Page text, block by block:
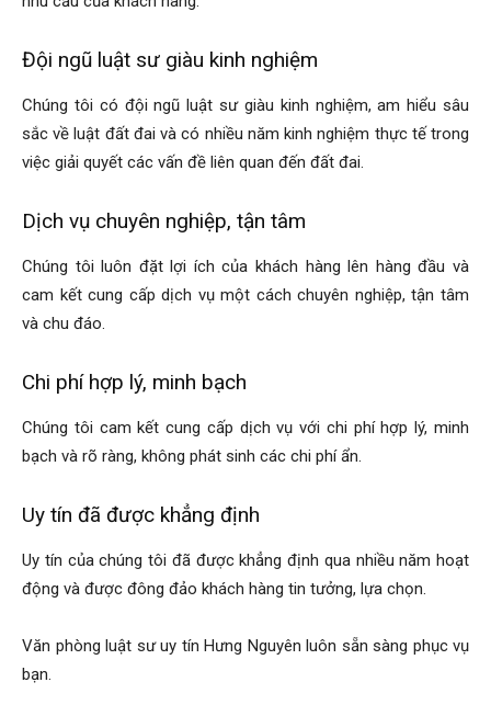
Đội ngũ luật sư giàu kinh nghiệm
Chúng tôi có đội ngũ luật sư giàu kinh nghiệm, am hiểu sâu
sắc về luật đất đai và có nhiều năm kinh nghiệm thực tế trong
việc giải quyết các vấn đề liên quan đến đất đai.
Dịch vụ chuyên nghiệp, tận tâm
Chúng tôi luôn đặt lợi ích của khách hàng lên hàng đầu và
cam kết cung cấp dịch vụ một cách chuyên nghiệp, tận tâm
và chu đáo.
Chi phí hợp lý, minh bạch
Chúng tôi cam kết cung cấp dịch vụ với chi phí hợp lý, minh
bạch và rõ ràng, không phát sinh các chi phí ẩn.
Uy tín đã được khẳng định
Uy tín của chúng tôi đã được khẳng định qua nhiều năm hoạt
động và được đông đảo khách hàng tin tưởng, lựa chọn.
Văn phòng luật sư uy tín Hưng Nguyên luôn sẵn sàng phục vụ
bạn.